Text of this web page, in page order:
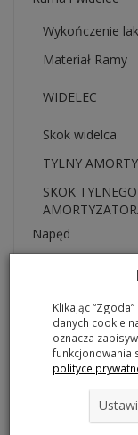
Wykończenie
Materiał Ramy
WIDELEC
Skok widelca
TYLNY
SKOK TYLNEGO
Napęd
PRZERZUTKA
PRZERZUTKA
MANETKI
Klikając
danych cookie
oznacza
funkcjonowania
polityce